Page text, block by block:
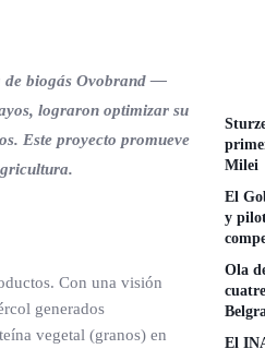
de biogás Ovobrand —
lograron optimizar su
Este proyecto promueve
Con una visión
generados
vegetal (granos) en
Milei
El
y
Ola
El